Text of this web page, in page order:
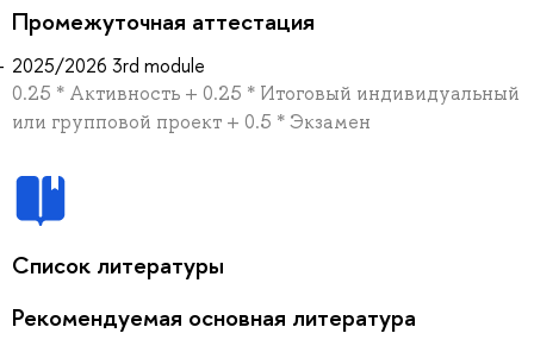
Промежуточная аттестация
2025/2026 3rd module
0.25 * Активность + 0.25 * Итоговый индивидуальный
или групповой проект + 0.5 * Экзамен
Список литературы
Рекомендуемая основная литература